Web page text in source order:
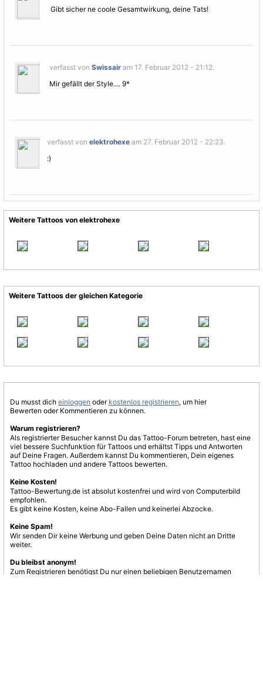
Gibt sicher ne coole Gesamtwirkung, deine Tats!
verfasst von Swissairam 17. Februar 2012 - 21:12.
Mir gefällt der Style.... 9*
verfasst von elektrohexeam 27. Februar 2012 - 22:23.
:)
Weitere Tattoos von elektrohexe
Weitere Tattoos der gleichen Kategorie
Du musst dich einloggen oder kostenlos registrieren, um hier
Bewerten oder Kommentieren zu können.
Warum registrieren?
Als registrierter Besucher kannst Du das Tattoo-Forum betreten, hast eine
viel bessere Suchfunktion für Tattoos und erhältst Tipps und Antworten
auf Deine Fragen. Außerdem kannst Du kommentieren, Dein eigenes
Tattoo hochladen und andere Tattoos bewerten.
Keine Kosten!
Tattoo-Bewertung.de ist absolut kostenfrei und wird von Computerbild
empfohlen.
Es gibt keine Kosten, keine Abo-Fallen und keinerlei Abzocke.
Keine Spam!
Wir senden Dir keine Werbung und geben Deine Daten nicht an Dritte
weiter.
Du bleibst anonym!
Zum Registrieren benötigst Du nur einen beliebigen Benutzernamen